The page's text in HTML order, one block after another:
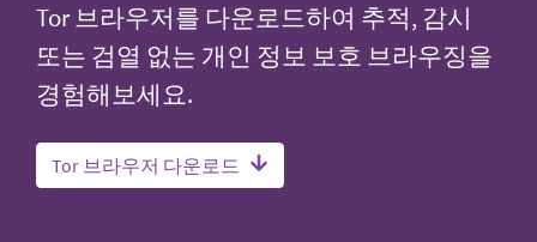
Tor 브라우저를 다운로드하여 추적, 감시
또는 검열 없는 개인 정보 보호 브라우징을
경험해보세요.
Tor 브라우저 다운로드